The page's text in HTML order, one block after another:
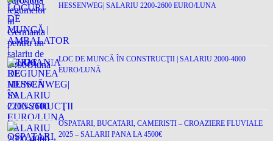
HESSENWEG| SALARIU 2200-2600 EURO/LUNA
LOC DE MUNCĂ ÎN CONSTRUCŢII | SALARIU 2000-4000
EURO/LUNĂ
OSPATARI, BUCATARI, CAMERISTI – CROAZIERE FLUVIALE
2025 – SALARII PANA LA 4500€